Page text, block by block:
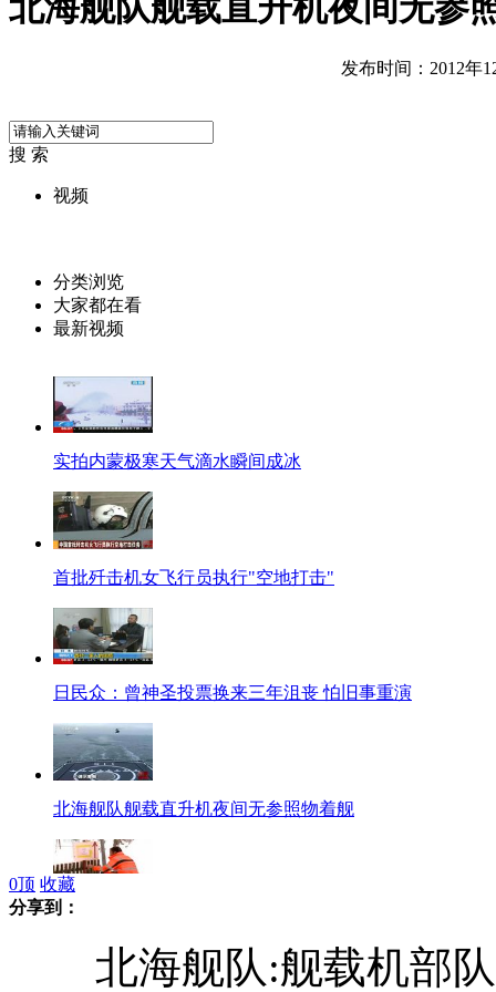
北海舰队舰载直升机夜间无参
发布时间：2012年
搜 索
视频
分类浏览
大家都在看
最新视频
实拍内蒙极寒天气滴水瞬间成冰
首批歼击机女飞行员执行"空地打击"
日民众：曾神圣投票换来三年沮丧 怕旧事重演
北海舰队舰载直升机夜间无参照物着舰
0顶 收藏
分享到：
北海舰队:舰载机部队